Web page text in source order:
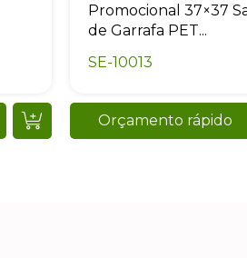
Promocional 37×37
de Garrafa PET...
SE-10013
Orçamento rápido